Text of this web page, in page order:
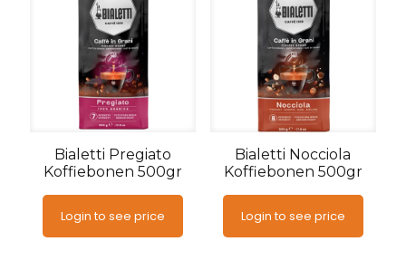
Bialetti Pregiato
Koffiebonen 500gr
Login to see price
Bialetti Nocciola
Koffiebonen 500gr
Login to see price